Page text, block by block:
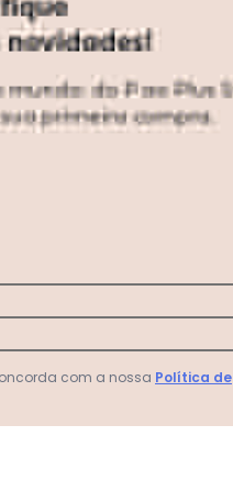
com a nossa Política de